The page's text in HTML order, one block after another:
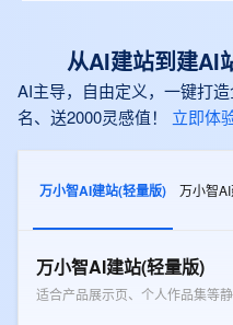
从AI建站到建AI
AI主导，自由定义，一键打
名、送2000灵感值！
立即体
万小智AI建站(轻量版) 万小智
万小智AI建站(轻量版)
适合产品展示页、个人作品集等